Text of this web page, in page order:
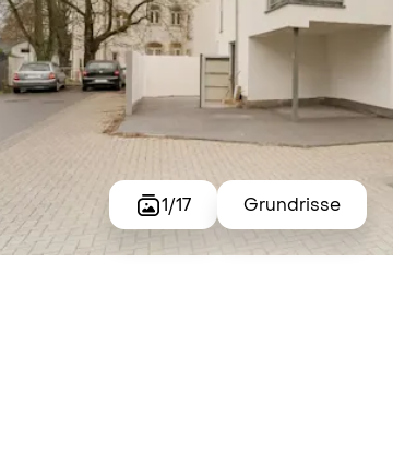
1/17 Grundrisse